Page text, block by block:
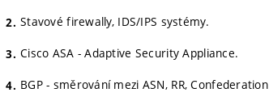
Stavové firewally, IDS/IPS systémy.
Cisco ASA - Adaptive Security Appliance.
BGP - směrování mezi ASN, RR, Confederation